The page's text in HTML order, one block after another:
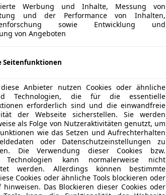
199,00 €
0.6
48 Monate
10.000 km / Jahr
Werbung und Inhalte, Messung von
und der Performance von Inhalten,
sowie Entwicklung und
von Angeboten
Seitenfunktionen
Anbieter nutzen Cookies oder ähnliche
Technologien, die für die essentielle
erforderlich sind und die einwandfreie
der Webseite sicherstellen. Sie werden
als Folge von Nutzeraktivitäten genutzt, um
wie das Setzen und Aufrechterhalten
oder Datenschutzeinstellungen zu
Die Verwendung dieser Cookies bzw.
Technologien kann normalerweise nicht
werden. Allerdings können bestimmte
Cookies oder ähnliche Tools blockieren oder
hinweisen. Das Blockieren dieser Cookies oder